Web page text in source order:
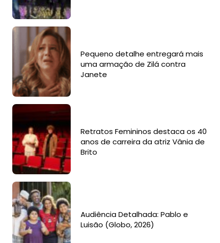
Pequeno detalhe entregará mais
uma armação de Zilá contra
Janete
Retratos Femininos destaca os 40
anos de carreira da atriz Vânia de
Brito
Audiência Detalhada: Pablo e
Luisão (Globo, 2026)